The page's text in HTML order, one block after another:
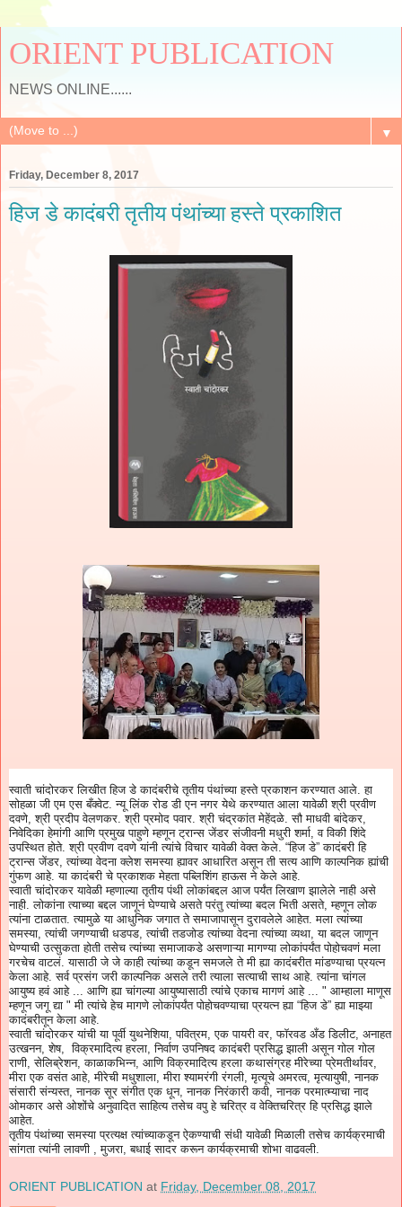
ORIENT PUBLICATION
NEWS ONLINE......
▼
Friday, December 8, 2017
हिज डे कादंबरी तृतीय पंथांच्या हस्ते प्रकाशित
स्वाती चांदोरकर लिखीत हिज डे कादंबरीचे तृतीय पंथांच्या हस्ते प्रकाशन करण्यात आले. हा
सोहळा जी एम एस बँक्वेट. न्यू लिंक रोड डी एन नगर येथे करण्यात आला यावेळी श्री प्रवीण
दवणे, श्री प्रदीप वेलणकर. श्री प्रमोद पवार. श्री चंद्रकांत मेहेंदळे. सौ माधवी बांदेकर,
निवेदिका हेमांगी आणि प्रमुख पाहुणे म्हणून ट्रान्स जेंडर संजीवनी मधुरी शर्मा, व विकी शिंदे
उपस्थित होते. श्री प्रवीण दवणे यांनी त्यांचे विचार यावेळी वेक्त केले. “हिज डे” कादंबरी हि
ट्रान्स जेंडर, त्यांच्या वेदना क्लेश समस्या ह्यावर आधारित असून ती सत्य आणि काल्पनिक ह्यांची
गुंफण आहे. या कादंबरी चे प्रकाशक मेहता पब्लिशिंग हाऊस ने केले आहे.
स्वाती चांदोरकर यावेळी म्हणाल्या तृतीय पंथी लोकांबद्दल आज पर्यंत लिखाण झालेले नाही असे
नाही. लोकांना त्याच्या बद्दल जाणूनं घेण्याचे असते परंतु त्यांच्या बदल भिती असते, म्हणून लोक
त्यांना टाळतात. त्यामुळे या आधुनिक जगात ते समाजापासून दुरावलेले आहेत. मला त्यांच्या
समस्या, त्यांची जगण्याची धडपड, त्यांची तडजोड त्यांच्या वेदना त्यांच्या व्यथा, या बदल जाणून
घेण्याची उत्सुकता होती तसेच त्यांच्या समाजाकडे असणाऱ्या मागण्या लोकांपर्यंत पोहोचवणं मला
गरचेच वाटलं. यासाठी जे जे काही त्यांच्या कडून समजले ते मी ह्या कादंबरीत मांडण्याचा प्रयत्न
केला आहे. सर्व प्रसंग जरी काल्पनिक असले तरी त्याला सत्याची साथ आहे. त्यांना चांगल
आयुष्य हवं आहे ... आणि ह्या चांगल्या आयुष्यासाठी त्यांचे एकाच मागणं आहे ... " आम्हाला माणूस
म्हणून जगू द्या " मी त्यांचे हेच मागणे लोकांपर्यंत पोहोचवण्याचा प्रयत्न ह्या “हिज डे” ह्या माझ्या
कादंबरीतून केला आहे.
स्वाती चांदोरकर यांची या पूर्वी युथनेशिया, पवित्रम, एक पायरी वर, फॉरवड अँड डिलीट, अनाहत
उत्खनन, शेष, विक्रमादित्य हरला, निर्वाण उपनिषद कादंबरी प्रसिद्ध झाली असून गोल गोल
राणी, सेलिब्रेशन, काळाकभिन्न, आणि विक्रमादित्य हरला कथासंग्रह मीरेच्या प्रेमतीर्थावर,
मीरा एक वसंत आहे, मीरेची मधुशाला, मीरा श्यामरंगी रंगली, मृत्यूचे अमरत्व, मृत्यायुषी, नानक
संसारी संन्यस्त, नानक सूर संगीत एक धून, नानक निरंकारी कवी, नानक परमात्म्याचा नाद
ओमकार असे ओशोंचे अनुवादित साहित्य तसेच वपु हे चरित्र व वेक्तिचरित्र हि प्रसिद्ध झाले
आहेत.
तृतीय पंथांच्या समस्या प्रत्यक्ष त्यांच्याकडून ऐकण्याची संधी यावेळी मिळाली तसेच कार्यक्रमाची
सांगता त्यांनी लावणी , मुजरा, बधाई सादर करून कार्यक्रमाची शोभा वाढवली.
ORIENT PUBLICATION at Friday, December 08, 2017